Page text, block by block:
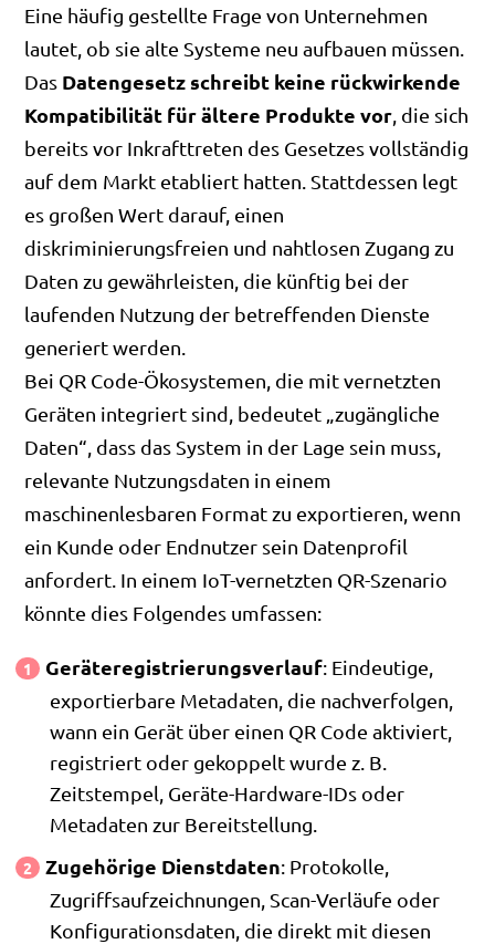
Eine häufig gestellte Frage von Unternehmen
lautet, ob sie alte Systeme neu aufbauen müssen.
Das Datengesetz schreibt keine rückwirkende
Kompatibilität für ältere Produkte vor , die sich
bereits vor Inkrafttreten des Gesetzes vollständig
auf dem Markt etabliert hatten. Stattdessen legt
es großen Wert darauf, einen
diskriminierungsfreien und nahtlosen Zugang zu
Daten zu gewährleisten, die künftig bei der
laufenden Nutzung der betreffenden Dienste
generiert werden.
Bei QR Code-Ökosystemen, die mit vernetzten
Geräten integriert sind, bedeutet „zugängliche
Daten“, dass das System in der Lage sein muss,
relevante Nutzungsdaten in einem
maschinenlesbaren Format zu exportieren, wenn
ein Kunde oder Endnutzer sein Datenprofil
anfordert. In einem IoT-vernetzten QR-Szenario
könnte dies Folgendes umfassen:
Geräteregistrierungsverlauf: Eindeutige,
exportierbare Metadaten, die nachverfolgen,
wann ein Gerät über einen QR Code aktiviert,
registriert oder gekoppelt wurde z. B.
Zeitstempel, Geräte-Hardware-IDs oder
Metadaten zur Bereitstellung.
Zugehörige Dienstdaten: Protokolle,
Zugriffsaufzeichnungen, Scan-Verläufe oder
Konfigurationsdaten, die direkt mit diesen